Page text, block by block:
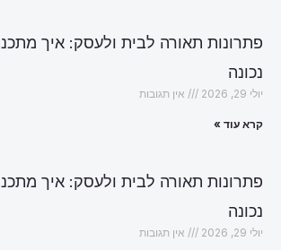
פתרונות תאורה לבית ולעסק: איך
נכונה
יולי 29, 2026 אין תגובות
קרא עוד »
פתרונות תאורה לבית ולעסק: איך
נכונה
יולי 29, 2026 אין תגובות